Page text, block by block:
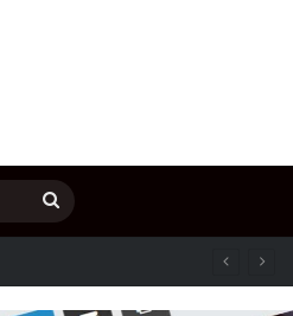
Rechercher